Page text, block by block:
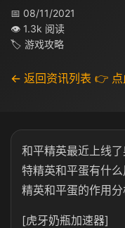
📅 08/11/2021
👁 1.3k 阅读
🏷 游戏攻略
← 返回资讯列表 👉 点
和平精英最近上线
特精英和平蛋有什
精英和平蛋的作用分
[虎牙奶瓶加速器]